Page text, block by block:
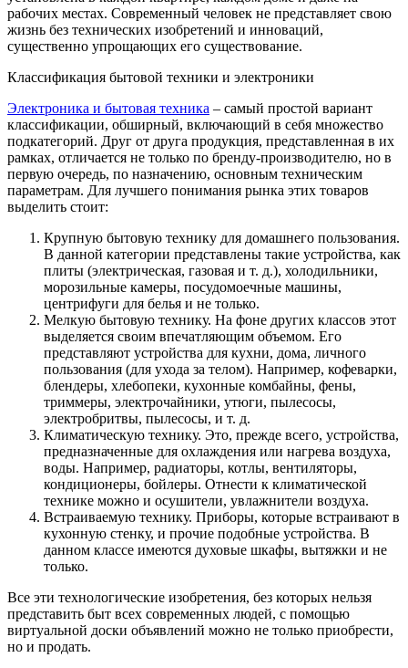
рабочих местах. Современный человек не представляет свою
жизнь без технических изобретений и инноваций,
существенно упрощающих его существование.
Классификация бытовой техники и электроники
Электроника и бытовая техника – самый простой вариант
классификации, обширный, включающий в себя множество
подкатегорий. Друг от друга продукция, представленная в их
рамках, отличается не только по бренду-производителю, но в
первую очередь, по назначению, основным техническим
параметрам. Для лучшего понимания рынка этих товаров
выделить стоит:
Крупную бытовую технику для домашнего пользования.
В данной категории представлены такие устройства, как
плиты (электрическая, газовая и т. д.), холодильники,
морозильные камеры, посудомоечные машины,
центрифуги для белья и не только.
Мелкую бытовую технику. На фоне других классов этот
выделяется своим впечатляющим объемом. Его
представляют устройства для кухни, дома, личного
пользования (для ухода за телом). Например, кофеварки,
блендеры, хлебопеки, кухонные комбайны, фены,
триммеры, электрочайники, утюги, пылесосы,
электробритвы, пылесосы, и т. д.
Климатическую технику. Это, прежде всего, устройства,
предназначенные для охлаждения или нагрева воздуха,
воды. Например, радиаторы, котлы, вентиляторы,
кондиционеры, бойлеры. Отнести к климатической
технике можно и осушители, увлажнители воздуха.
Встраиваемую технику. Приборы, которые встраивают в
кухонную стенку, и прочие подобные устройства. В
данном классе имеются духовые шкафы, вытяжки и не
только.
Все эти технологические изобретения, без которых нельзя
представить быт всех современных людей, с помощью
виртуальной доски объявлений можно не только приобрести,
но и продать.